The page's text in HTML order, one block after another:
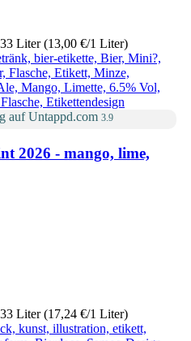
Liter (13,00 €/1 Liter)
3.9
2026 - mango, lime,
Liter (17,24 €/1 Liter)